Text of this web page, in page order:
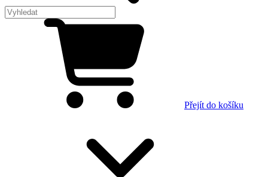
Přejít do košíku